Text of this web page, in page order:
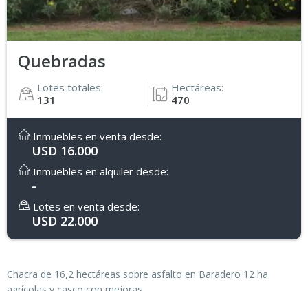
Quebradas
Lotes totales:
131
Hectáreas:
470
Inmuebles en venta desde:
USD 16.000
Inmuebles en alquiler desde:
-
Lotes en venta desde:
USD 22.000
Chacra de 16,2 hectáreas sobre asfalto en Baradero 12 ha